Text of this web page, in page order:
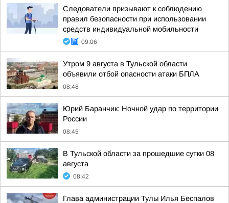
Следователи призывают к соблюдению
правил безопасности при использовании
средств индивидуальной мобильности
09:06
Утром 9 августа в Тульской области
объявили отбой опасности атаки БПЛА
08:48
Юрий Баранчик: Ночной удар по территории
России
08:45
В Тульской области за прошедшие сутки 08
августа
08:42
Глава администрации Тулы Илья Беспалов